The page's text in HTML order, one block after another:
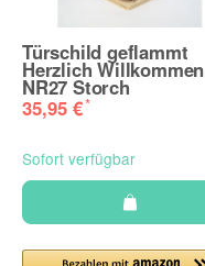
Türschild geflammt
Herzlich Willkommen
NR27 Storch
35,95 €*
Sofort verfügbar